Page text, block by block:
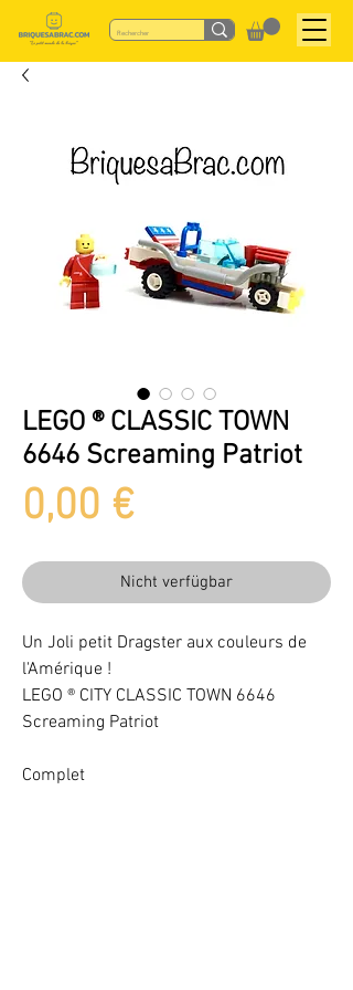
LEGO ® CLASSIC TOWN
6646 Screaming Patriot
0,00 €Preis
Nicht verfügbar
Un Joli petit Dragster aux couleurs de
l'Amérique !
LEGO ® CITY CLASSIC TOWN 6646
Screaming Patriot
Complet